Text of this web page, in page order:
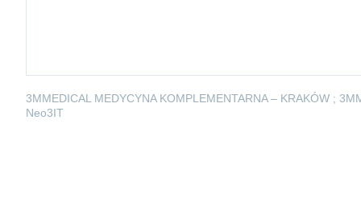
3MMEDICAL MEDYCYNA KOMPLEMENTARNA – KRAKÓW ;
Neo3IT